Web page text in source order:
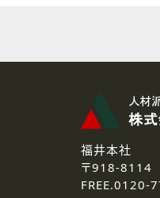
福井本社
〒918-8114
FREE.0120-